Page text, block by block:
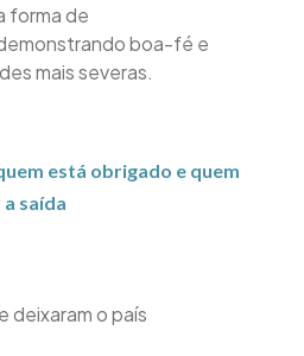
forma de
boa-fé e
mais severas.
está obrigado e quem
saída
deixaram o país